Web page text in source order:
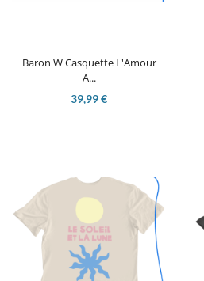
Baron W Casquette L'Amour
A...
39,99 €